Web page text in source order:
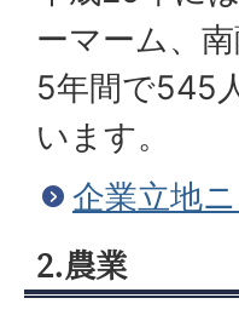
ーマーム、
5年間で545
います。
企業立地
2.農業